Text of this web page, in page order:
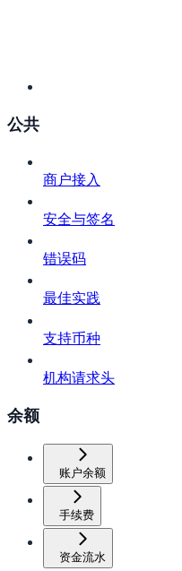
公共
商户接入
安全与签名
错误码
最佳实践
支持币种
机构请求头
余额
账户余额
手续费
资金流水